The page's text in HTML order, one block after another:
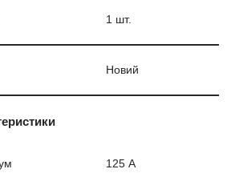
1 шт.
Новий
125 А